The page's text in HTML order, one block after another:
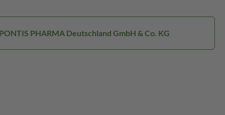
PHARMA Deutschland GmbH & Co. KG